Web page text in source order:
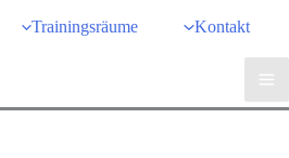
Trainingsräume Kontakt